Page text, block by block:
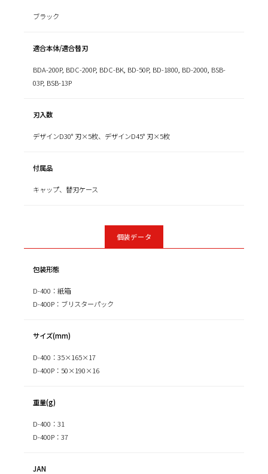
ブラック
適合本体/適合替刃
BDA-200P, BDC-200P, BDC-BK, BD-50P, BD-1800, BD-2000, BSB-
03P, BSB-13P
刃入数
デザインD30° 刃×5枚、デザインD45° 刃×5枚
付属品
キャップ、替刃ケース
個装データ
包装形態
D-400：紙箱
D-400P：ブリスターパック
サイズ(mm)
D-400：35×165×17
D-400P：50×190×16
重量(g)
D-400：31
D-400P：37
JAN